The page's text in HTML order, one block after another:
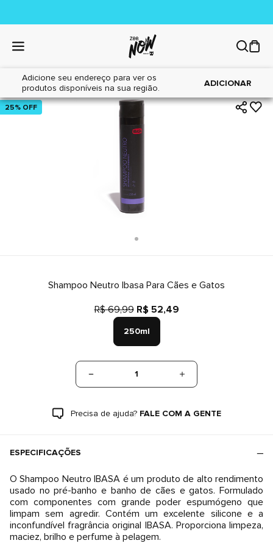
Adicione seu endereço para ver os
produtos disponíveis na sua região.
ADICIONAR
Home|Cães|Higiene
25% OFF
Shampoo Neutro Ibasa Para Cães e Gatos
R$ 69,99 R$ 52,49
250ml
1
Precisa de ajuda? FALE COM A GENTE
ESPECIFICAÇÕES
O Shampoo Neutro IBASA é um produto de alto rendimento
usado no pré-banho e banho de cães e gatos. Formulado
com componentes com grande poder espumógeno que
limpam sem agredir. Contém um excelente silicone e a
inconfundível fragrância original IBASA. Proporciona limpeza,